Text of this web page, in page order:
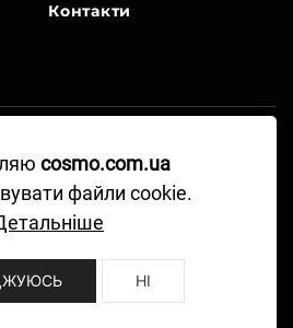
cosmo.com.ua
файли cookie.
НІ
Контакти
Media
Media, Inc. All